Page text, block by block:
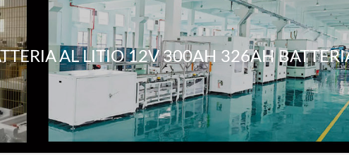
AL LITIO 12V 300AH 326AH